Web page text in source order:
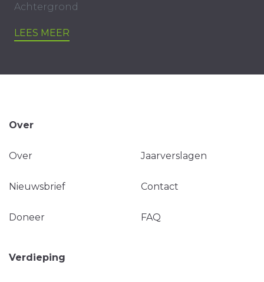
Achtergrond
LEES MEER
Over
Over Jaarverslagen
Nieuwsbrief Contact
Doneer FAQ
Verdieping